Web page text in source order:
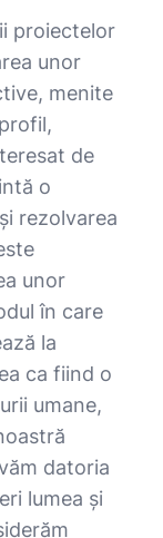
proiectelor
unor
menite
de
o
rezolvarea
unor
în care
la
ca fiind o
umane,
datoria
lumea și